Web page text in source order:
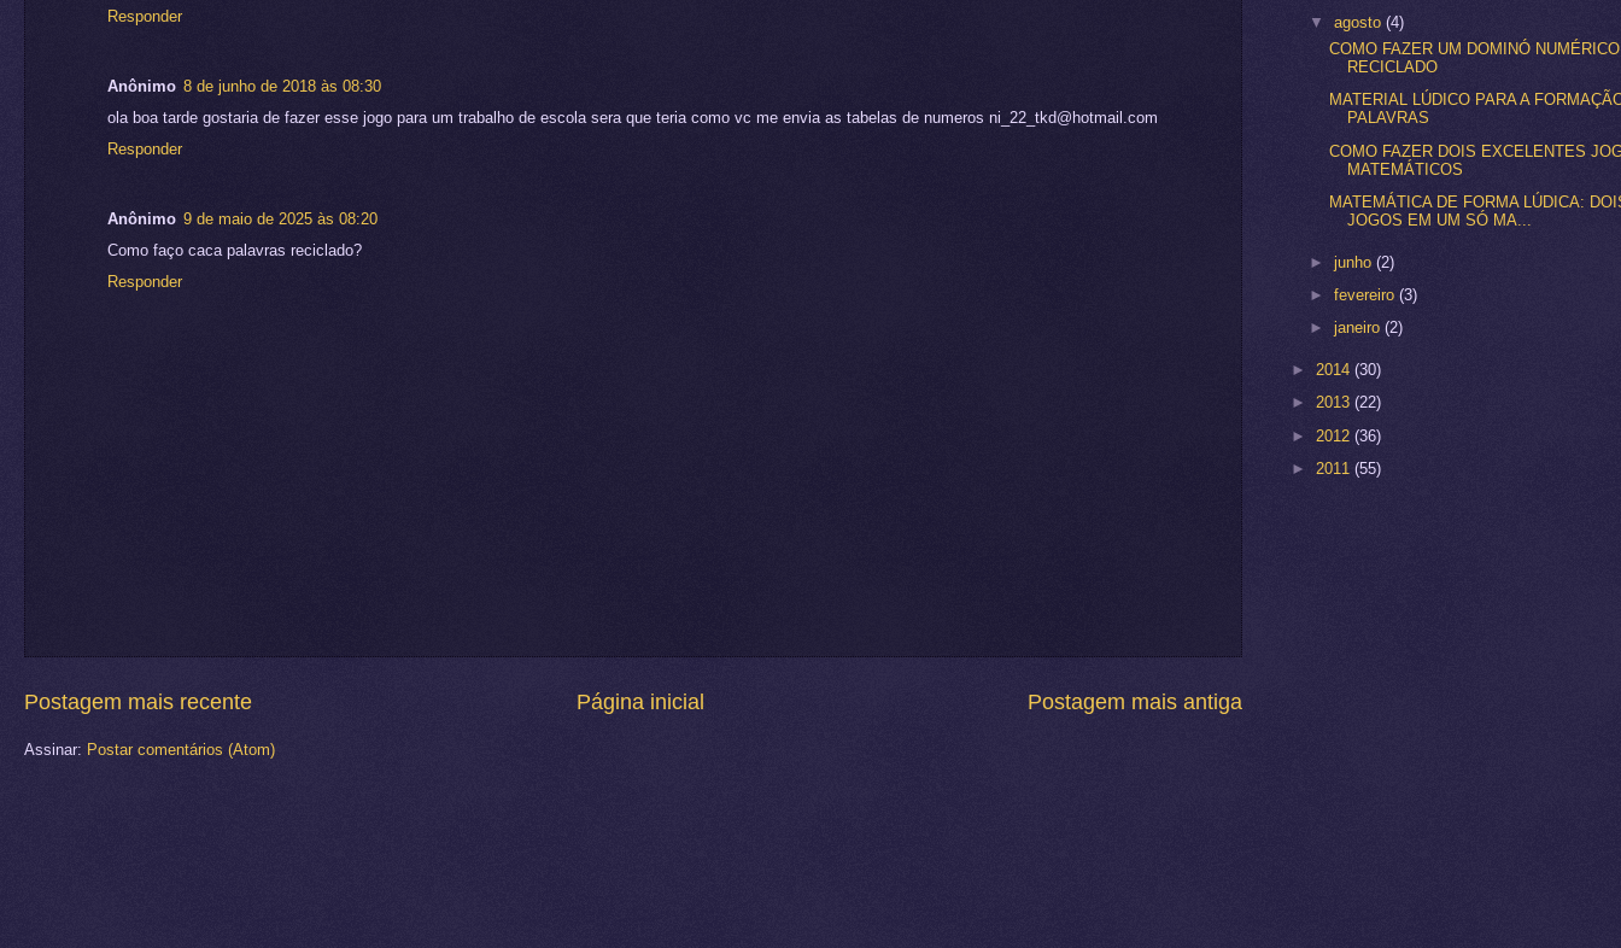
Responder
Anônimo 8 de junho de 2018 às 08:30
ola boa tarde gostaria de fazer esse jogo para um trabalho de escola sera que teria como vc me envia as tabelas de numeros ni_22_tkd@hotmail.com
Responder
Anônimo 9 de maio de 2025 às 08:20
Como faço caca palavras reciclado?
Responder
Postagem mais recente Postagem mais antiga
Página inicial
Assinar: Postar comentários (Atom)
▼agosto(4)
COMO FAZER UM DOMINÓ NUMÉRICO
RECICLADO
MATERIAL LÚDICO PARA A
PALAVRAS
COMO FAZER DOIS EXCELENTES
MATEMÁTICOS
MATEMÁTICA DE FORMA LÚDICA:
JOGOS EM UM SÓ MA...
►junho(2)
►fevereiro(3)
►janeiro(2)
► 2014 (30)
► 2013 (22)
► 2012 (36)
► 2011 (55)